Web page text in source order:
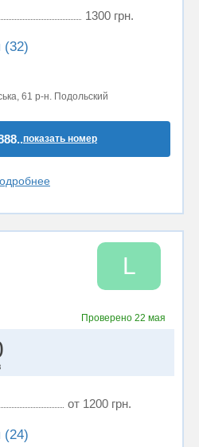
1300 грн.
(32)
61 р-н. Подольский
показать номер
L
Проверено 22 мая
от 1200 грн.
(24)